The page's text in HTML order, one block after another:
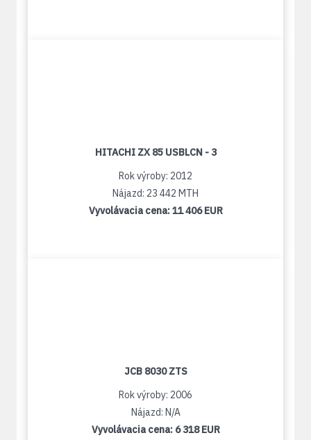
HITACHI ZX 85 USBLCN - 3
Rok výroby: 2012
Nájazd: 23 442 MTH
Vyvolávacia cena:11 406 EUR
JCB 8030 ZTS
Rok výroby: 2006
Nájazd: N/A
Vyvolávacia cena: 6 318 EUR